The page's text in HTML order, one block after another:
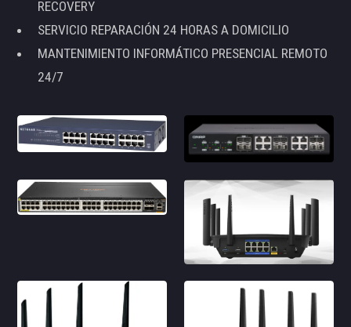
RECOVERY
SERVICIO REPARACIÓN 24 HORAS A DOMICILIO
MANTENIMIENTO INFORMÁTICO PRESENCIAL REMOTO
24/7